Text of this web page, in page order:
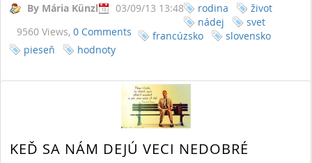
By Mária Künzl
03/09/13 13:48
9560 Views, 0 Comments
rodina
život
nádej
svet
francúzsko
slovensko
pieseň
hodnoty
KEĎ SA NÁM DEJÚ VECI NEDOBRÉ